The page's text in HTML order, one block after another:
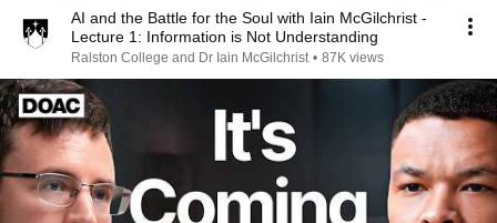
AI and the Battle for the Soul with Iain McGilchrist -
Lecture 1: Information is Not Understanding
Ralston College and Dr Iain McGilchrist • 87K views